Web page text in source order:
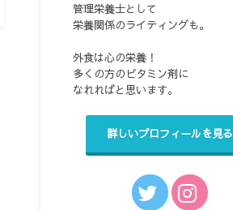
管理栄養士として
栄養関係のライティングも。
外食は心の栄養！
多くの方のビタミン剤に
なれればと思います。
詳しいプロフィールを見る